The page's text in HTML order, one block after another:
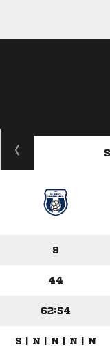
9
44
62:54
S | N | N | N | N